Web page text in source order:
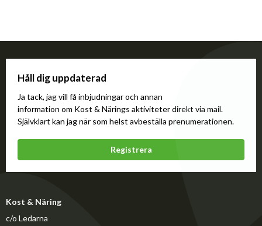
Håll dig uppdaterad
Ja tack, jag vill få inbjudningar och annan
information om Kost & Närings aktiviteter direkt via mail.
Självklart kan jag när som helst avbeställa prenumerationen.
Registrera
Kost & Näring
c/o Ledarna